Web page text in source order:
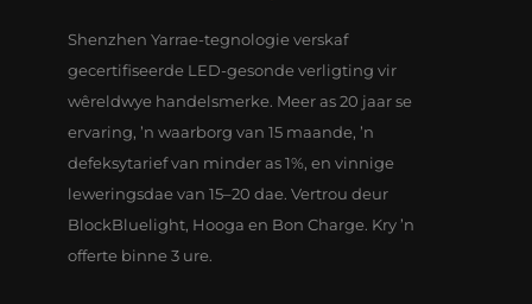
Shenzhen Yarrae-tegnologie verskaf
gecertifiseerde LED-gesonde verligting vir
wêreldwye handelsmerke. Meer as 20 jaar se
ervaring, ’n waarborg van 15 maande, ’n
defeksytarief van minder as 1%, en vinnige
leweringsdae van 15–20 dae. Vertrou deur
BlockBluelight, Hooga en Bon Charge. Kry ’n
offerte binne 3 ure.